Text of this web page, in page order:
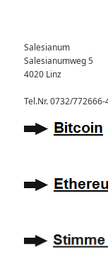
Salesianum
Salesianumweg 5
4020 Linz
Tel.Nr. 0732/772666-